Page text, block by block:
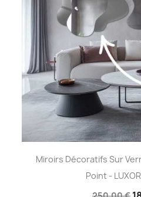
Miroirs Décoratifs Sur
Point -